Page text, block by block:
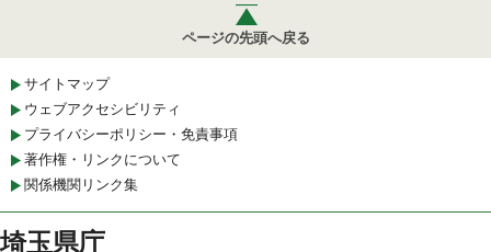
ページの先頭へ戻る
サイトマップ
ウェブアクセシビリティ
プライバシーポリシー・免責事項
著作権・リンクについて
関係機関リンク集
埼玉県庁